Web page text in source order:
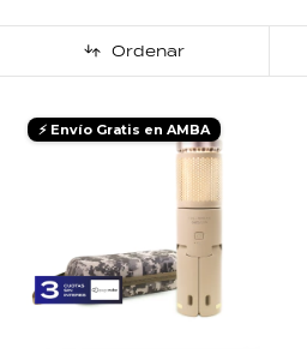
Ordenar
⚡ Envío Gratis en AMBA